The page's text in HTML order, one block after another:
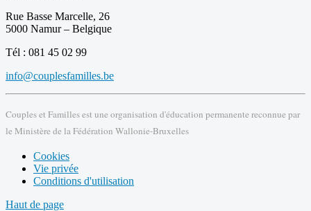
Rue Basse Marcelle, 26
5000 Namur – Belgique
Tél : 081 45 02 99
info@couplesfamilles.be
Couples et Familles est une organisation d'éducation permanente reconnue par
le Ministère de la Fédération Wallonie-Bruxelles
Cookies
Vie privée
Conditions d'utilisation
Haut de page